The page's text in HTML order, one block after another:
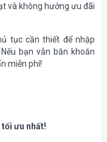
và không hưởng ưu đãi
tục cần thiết để nhập
bạn vẫn băn khoăn
miễn phí!
tối ưu nhất!